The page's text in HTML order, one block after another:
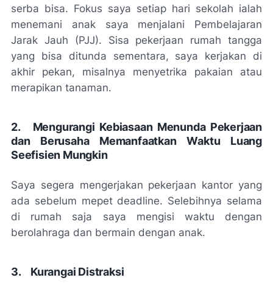
serba bisa. Fokus saya setiap hari sekolah ialah
menemani anak saya menjalani Pembelajaran
Jarak Jauh (PJJ). Sisa pekerjaan rumah tangga
yang bisa ditunda sementara, saya kerjakan di
akhir pekan, misalnya menyetrika pakaian atau
merapikan tanaman.
2.
Mengurangi Kebiasaan Menunda Pekerjaan
dan Berusaha Memanfaatkan Waktu Luang
Seefisien Mungkin
Saya segera mengerjakan pekerjaan kantor yang
ada sebelum mepet deadline. Selebihnya selama
di rumah saja saya mengisi waktu dengan
berolahraga dan bermain dengan anak.
3. Kurangai Distraksi